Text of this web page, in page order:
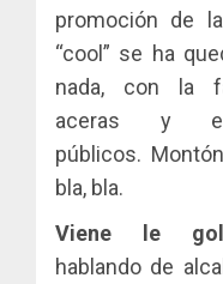
promoción de
“cool” se ha
nada, con la
aceras y
públicos.
bla, bla.
Viene le
hablando de